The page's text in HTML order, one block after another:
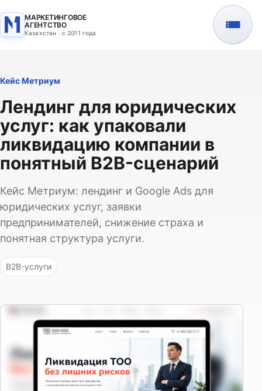
МАРКЕТИНГОВОЕ
АГЕНТСТВО
Казахстан · с 2011 года
Кейс Метриум
Лендинг для юридических
услуг: как упаковали
ликвидацию компании в
понятный B2B-сценарий
Кейс Метриум: лендинг и Google Ads для
юридических услуг, заявки
предпринимателей, снижение страха и
понятная структура услуги.
B2B-услуги